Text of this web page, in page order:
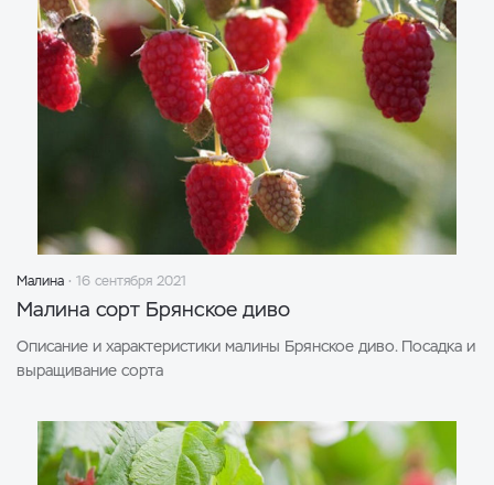
Малина 16 сентября 2021
Малина сорт Брянское диво
Описание и характеристики малины Брянское диво. Посадка и
выращивание сорта